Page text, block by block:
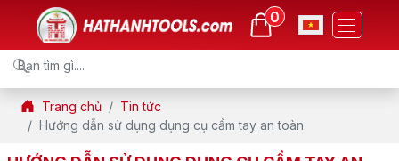
0
Trang chủ
Tin tức
Hướng dẫn sử dụng dụng cụ cầm tay an toàn